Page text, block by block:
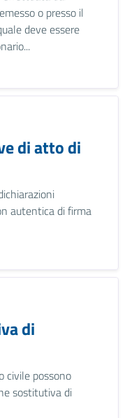
o presso il
deve essere
di atto di
autentica di firma
di
civile possono
sostitutiva di